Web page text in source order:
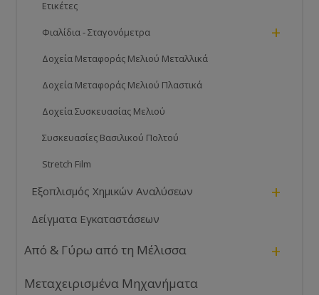
Ετικέτες
Φιαλίδια - Σταγονόμετρα +
Δοχεία Μεταφοράς Μελιού Μεταλλικά
Δοχεία Μεταφοράς Μελιού Πλαστικά
Δοχεία Συσκευασίας Μελιού
Συσκευασίες Βασιλικού Πολτού
Stretch Film
Εξοπλισμός Χημικών Αναλύσεων +
Δείγματα Εγκαταστάσεων
Από & Γύρω από τη Μέλισσα +
Μεταχειρισμένα Μηχανήματα